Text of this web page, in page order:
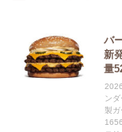
バ
新
量
ン
製ガ